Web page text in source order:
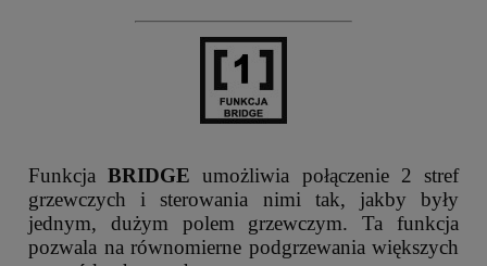
FunkcjaBRIDGE umożliwia połączenie 2 stref
grzewczych i sterowania nimi tak, jakby były
jednym, dużym polem grzewczym. Ta funkcja
pozwala na równomierne podgrzewania większych